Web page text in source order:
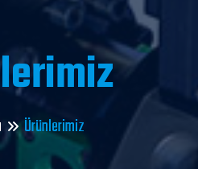
Ürünlerimiz